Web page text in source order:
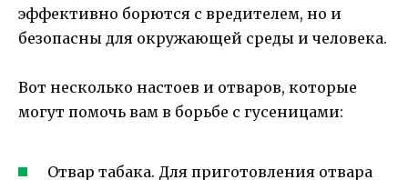
эффективно борются с вредителем, но и
безопасны для окружающей среды и человека.
Вот несколько настоев и отваров, которые
могут помочь вам в борьбе с гусеницами:
Отвар табака. Для приготовления отвара